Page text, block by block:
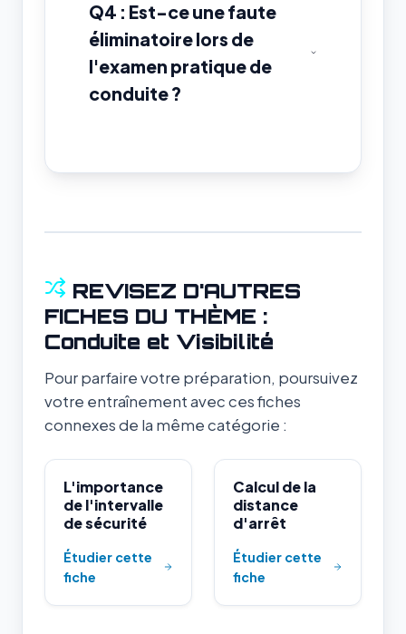
Q4 : Est-ce une faute
éliminatoire lors de
l'examen pratique de
conduite ?
REVISEZ D'AUTRES
FICHES DU THÈME :
Conduite et Visibilité
Pour parfaire votre préparation, poursuivez
votre entraînement avec ces fiches
connexes de la même catégorie :
L'importance
de l'intervalle
de sécurité
Étudier cette
fiche
Calcul de la
distance
d'arrêt
Étudier cette
fiche